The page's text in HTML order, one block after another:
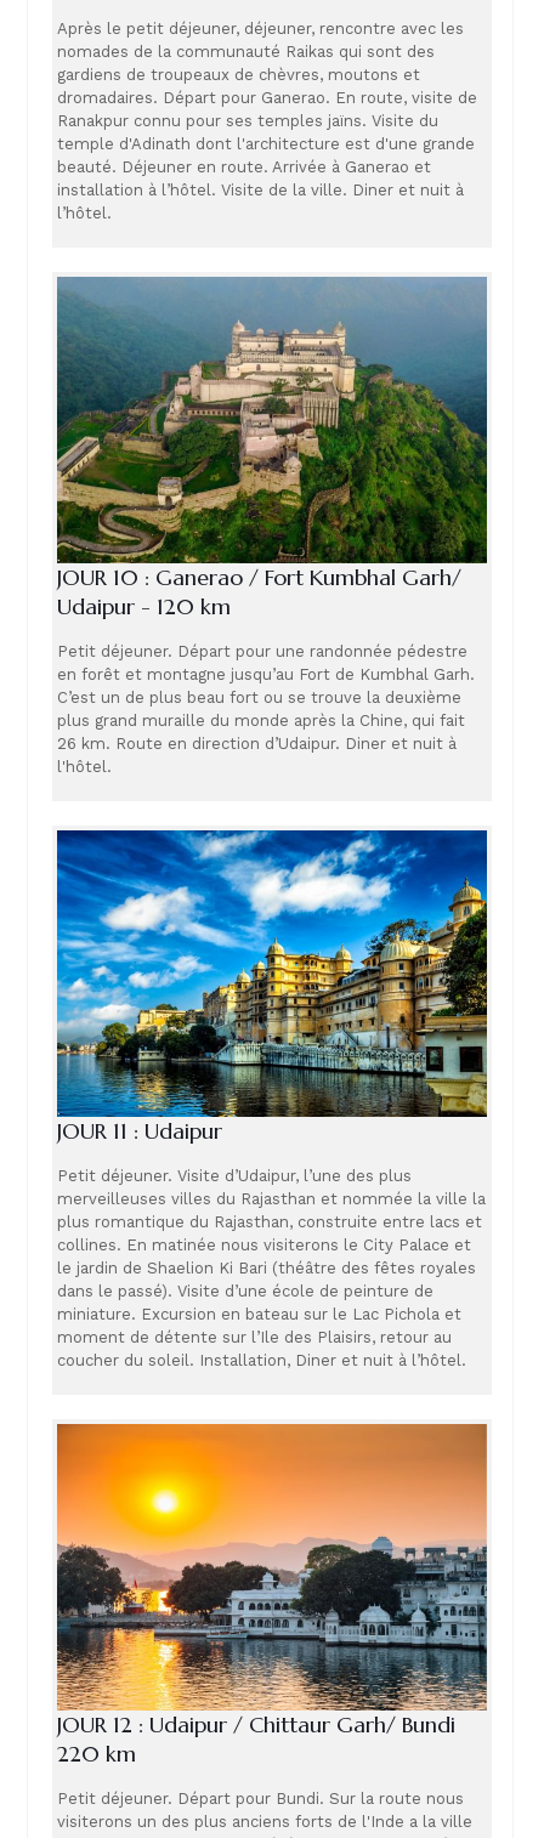
Après le petit déjeuner, déjeuner, rencontre avec les
nomades de la communauté Raikas qui sont des
gardiens de troupeaux de chèvres, moutons et
dromadaires. Départ pour Ganerao. En route, visite de
Ranakpur connu pour ses temples jaïns. Visite du
temple d'Adinath dont l'architecture est d'une grande
beauté. Déjeuner en route. Arrivée à Ganerao et
installation à l’hôtel. Visite de la ville. Diner et nuit à
l’hôtel.
JOUR 10 : Ganerao / Fort Kumbhal Garh/
Udaipur - 120 km
Petit déjeuner. Départ pour une randonnée pédestre
en forêt et montagne jusqu’au Fort de Kumbhal Garh.
C’est un de plus beau fort ou se trouve la deuxième
plus grand muraille du monde après la Chine, qui fait
26 km. Route en direction d’Udaipur. Diner et nuit à
l'hôtel.
JOUR 11 : Udaipur
Petit déjeuner. Visite d’Udaipur, l’une des plus
merveilleuses villes du Rajasthan et nommée la ville la
plus romantique du Rajasthan, construite entre lacs et
collines. En matinée nous visiterons le City Palace et
le jardin de Shaelion Ki Bari (théâtre des fêtes royales
dans le passé). Visite d’une école de peinture de
miniature. Excursion en bateau sur le Lac Pichola et
moment de détente sur l’Ile des Plaisirs, retour au
coucher du soleil. Installation, Diner et nuit à l’hôtel.
JOUR 12 : Udaipur / Chittaur Garh/ Bundi
220 km
Petit déjeuner. Départ pour Bundi. Sur la route nous
visiterons un des plus anciens forts de l'Inde a la ville